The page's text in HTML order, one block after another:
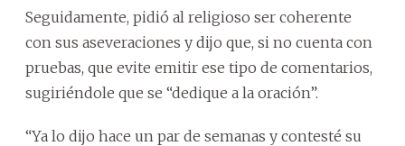
Seguidamente, pidió al religioso ser coherente
con sus aseveraciones y dijo que, si no cuenta con
pruebas, que evite emitir ese tipo de comentarios,
sugiriéndole que se “dedique a la oración”.
“Ya lo dijo hace un par de semanas y contesté su